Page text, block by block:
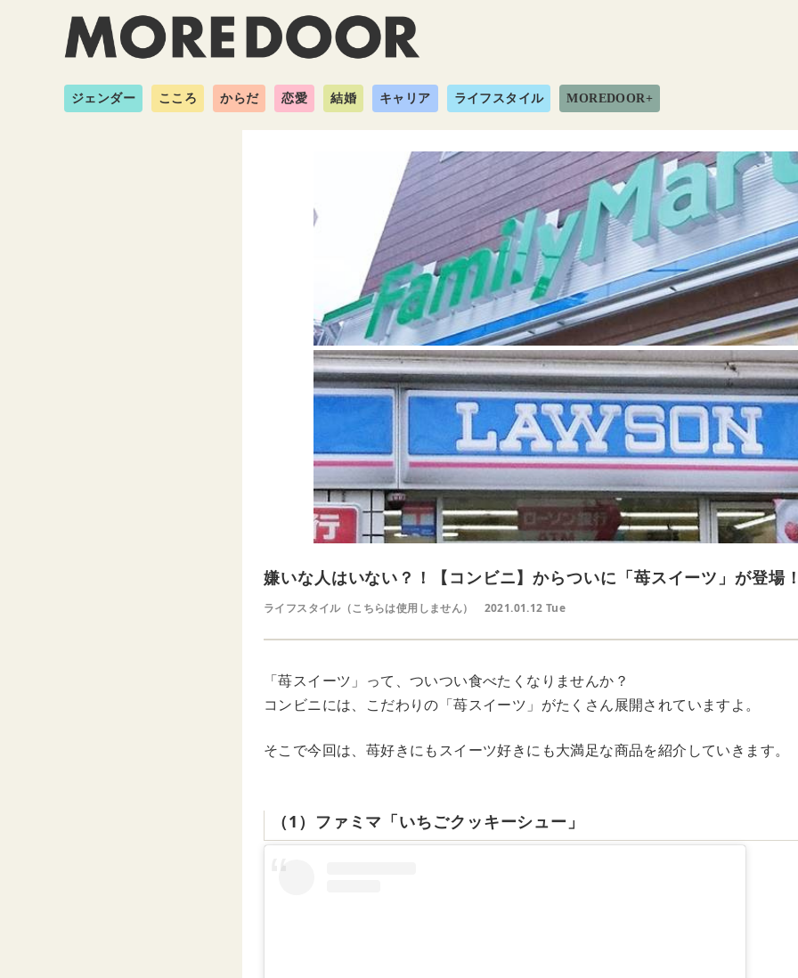
ジェンダー こころ からだ 恋愛 結婚 キャリア ライフスタイル MOREDOOR+
嫌いな人はいない？！【コンビニ】からついに「苺スイーツ」が登場
ライフスタイル（こちらは使用しません） 2021.01.12 Tue
「苺スイーツ」って、ついつい食べたくなりませんか？
コンビニには、こだわりの「苺スイーツ」がたくさん展開されていますよ。
そこで今回は、苺好きにもスイーツ好きにも大満足な商品を紹介していきます。
（1）ファミマ「いちごクッキーシュー」